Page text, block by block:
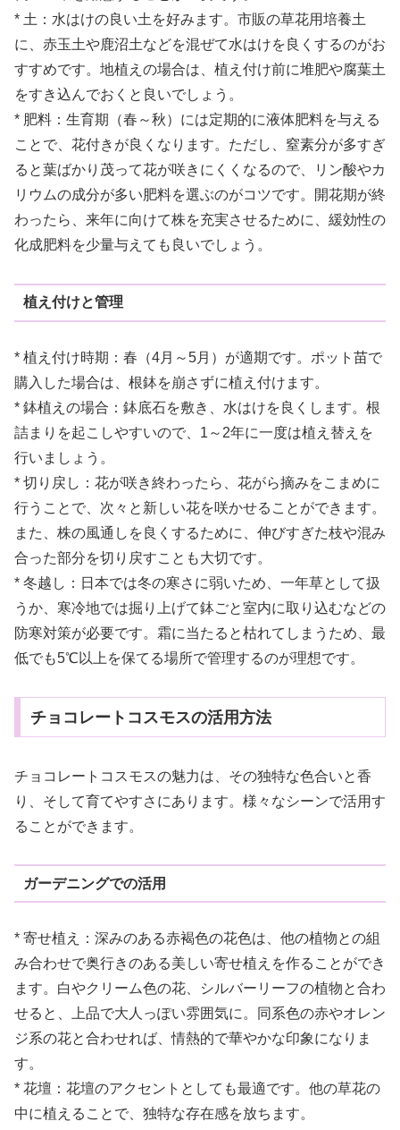
* 土：水はけの良い土を好みます。市販の草花用培養土
に、赤玉土や鹿沼土などを混ぜて水はけを良くするのがお
すすめです。地植えの場合は、植え付け前に堆肥や腐葉土
をすき込んでおくと良いでしょう。
* 肥料：生育期（春～秋）には定期的に液体肥料を与える
ことで、花付きが良くなります。ただし、窒素分が多すぎ
ると葉ばかり茂って花が咲きにくくなるので、リン酸やカ
リウムの成分が多い肥料を選ぶのがコツです。開花期が終
わったら、来年に向けて株を充実させるために、緩効性の
化成肥料を少量与えても良いでしょう。
植え付けと管理
* 植え付け時期：春（4月～5月）が適期です。ポット苗で
購入した場合は、根鉢を崩さずに植え付けます。
* 鉢植えの場合：鉢底石を敷き、水はけを良くします。根
詰まりを起こしやすいので、1～2年に一度は植え替えを
行いましょう。
* 切り戻し：花が咲き終わったら、花がら摘みをこまめに
行うことで、次々と新しい花を咲かせることができます。
また、株の風通しを良くするために、伸びすぎた枝や混み
合った部分を切り戻すことも大切です。
* 冬越し：日本では冬の寒さに弱いため、一年草として扱
うか、寒冷地では掘り上げて鉢ごと室内に取り込むなどの
防寒対策が必要です。霜に当たると枯れてしまうため、最
低でも5℃以上を保てる場所で管理するのが理想です。
チョコレートコスモスの活用方法
チョコレートコスモスの魅力は、その独特な色合いと香
り、そして育てやすさにあります。様々なシーンで活用す
ることができます。
ガーデニングでの活用
* 寄せ植え：深みのある赤褐色の花色は、他の植物との組
み合わせで奥行きのある美しい寄せ植えを作ることができ
ます。白やクリーム色の花、シルバーリーフの植物と合わ
せると、上品で大人っぽい雰囲気に。同系色の赤やオレン
ジ系の花と合わせれば、情熱的で華やかな印象になりま
す。
* 花壇：花壇のアクセントとしても最適です。他の草花の
中に植えることで、独特な存在感を放ちます。